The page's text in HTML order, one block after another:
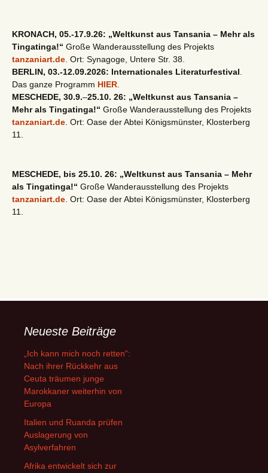
KRONACH, 05.-17.9.26: „Weltkunst aus Tansania – Mehr als
Tingatinga!“ Große Wanderausstellung des Projekts
tanzaniart.de . Ort: Synagoge, Untere Str. 38.
BERLIN, 03.-12.09.2026: Internationales Literaturfestival
Das ganze Programm HIER
MESCHEDE, 30.9.–25.10. 26: „Weltkunst aus Tansania –
Mehr als Tingatinga!“ Große Wanderausstellung des Projekts
tanzaniart.de . Ort: Oase der Abtei Königsmünster, Klosterberg
11.
MESCHEDE, bis 25.10. 26: „Weltkunst aus Tansania – Mehr
als Tingatinga!“ Große Wanderausstellung des Projekts
tanzaniart.de . Ort: Oase der Abtei Königsmünster, Klosterberg
11.
Neueste Beiträge
„Ich kann mich noch retten“:
Nach ihrer Rückkehr aus
Ceuta träumen junge
Marokkaner weiterhin von
Europa
Italien und Ruanda prüfen
Auslagerung von
Asylverfahren
Afrika entwickelt sich zur